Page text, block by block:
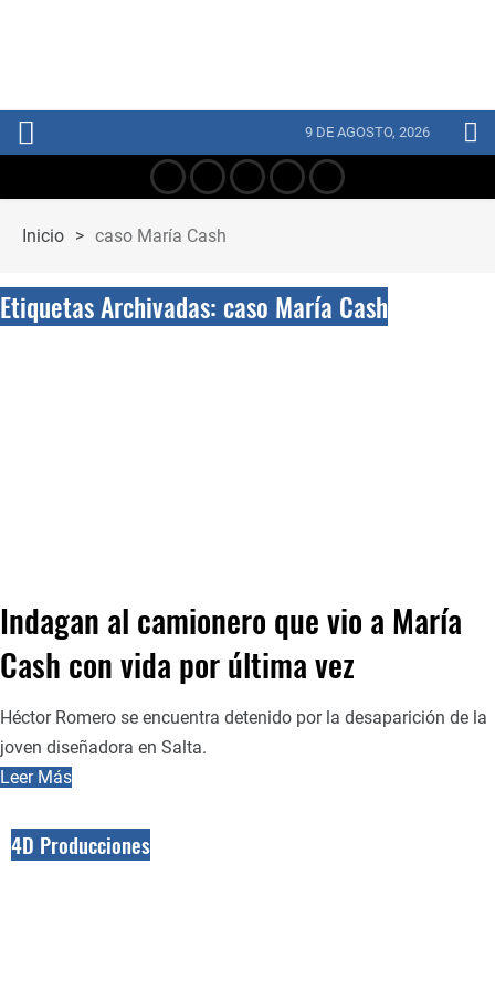
9 DE AGOSTO, 2026
Inicio > caso María Cash
Etiquetas Archivadas: caso María Cash
Indagan al camionero que vio a María
Cash con vida por última vez
Héctor Romero se encuentra detenido por la desaparición de la
joven diseñadora en Salta.
Leer Más
4D Producciones